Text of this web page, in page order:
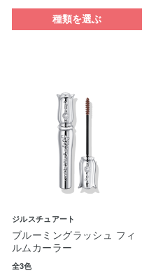
種類を選ぶ
ジルスチュアート
ブルーミングラッシュ フィ
ルムカーラー
全3色